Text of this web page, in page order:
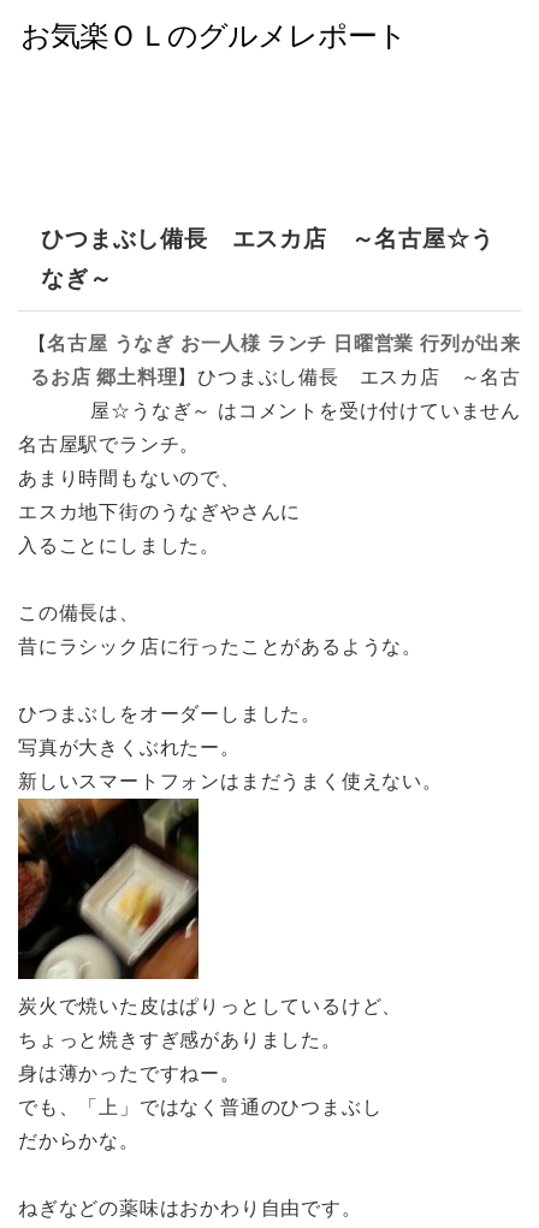
ひつまぶし備長 エスカ店 ～名古屋☆う
なぎ～
【名古屋 うなぎ お一人様 ランチ 日曜営業 行列が出来
るお店 郷土料理 】 ひつまぶし備長 エスカ店 ～名古
屋☆うなぎ～ は コメントを受け付けていません
名古屋駅でランチ。
あまり時間もないので、
エスカ地下街のうなぎやさんに
入ることにしました。
この備長は、
昔にラシック店に行ったことがあるような。
ひつまぶしをオーダーしました。
写真が大きくぶれたー。
新しいスマートフォンはまだうまく使えない。
炭火で焼いた皮はぱりっとしているけど、
ちょっと焼きすぎ感がありました。
身は薄かったですねー。
でも、「上」ではなく普通のひつまぶし
だからかな。
ねぎなどの薬味はおかわり自由です。